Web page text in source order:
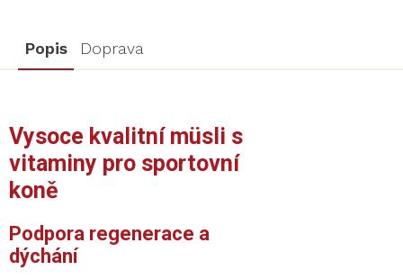
Popis Doprava
Vysoce kvalitní müsli s
vitaminy pro sportovní
koně
Podpora regenerace a
dýchání